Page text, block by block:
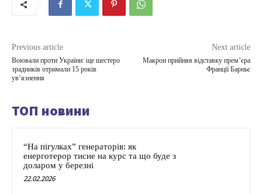
Previous article
Воювали проти України: ще шестеро
зрадників отримали 15 років
ув’язнення
Next article
Макрон прийняв відставку прем’єра
Франції Барньє
ТОП новини
“На пігулках” генераторів: як
енерготерор тисне на курс та що буде з
доларом у березні
22.02.2026